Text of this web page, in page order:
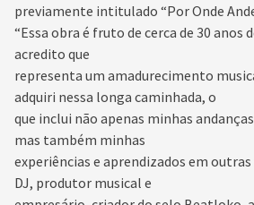
previamente intitulado “Por Onde
“Essa obra é fruto de cerca de 30 anos
acredito que
representa um amadurecimento
adquiri nessa longa caminhada, o
que inclui não apenas minhas
mas também minhas
experiências e aprendizados em
DJ, produtor musical e